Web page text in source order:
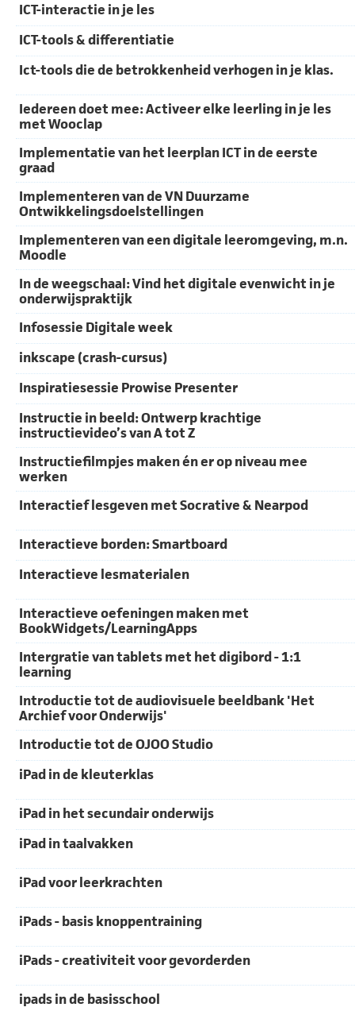
ICT-interactie in je les
ICT-tools & differentiatie
Ict-tools die de betrokkenheid verhogen in je klas.
Iedereen doet mee: Activeer elke leerling in je les
met Wooclap
Implementatie van het leerplan ICT in de eerste
graad
Implementeren van de VN Duurzame
Ontwikkelingsdoelstellingen
Implementeren van een digitale leeromgeving, m.n.
Moodle
In de weegschaal: Vind het digitale evenwicht in je
onderwijspraktijk
Infosessie Digitale week
inkscape (crash-cursus)
Inspiratiesessie Prowise Presenter
Instructie in beeld: Ontwerp krachtige
instructievideo’s van A tot Z
Instructiefilmpjes maken én er op niveau mee
werken
Interactief lesgeven met Socrative & Nearpod
Interactieve borden: Smartboard
Interactieve lesmaterialen
Interactieve oefeningen maken met
BookWidgets/LearningApps
Intergratie van tablets met het digibord - 1:1
learning
Introductie tot de audiovisuele beeldbank 'Het
Archief voor Onderwijs'
Introductie tot de OJOO Studio
iPad in de kleuterklas
iPad in het secundair onderwijs
iPad in taalvakken
iPad voor leerkrachten
iPads - basis knoppentraining
iPads - creativiteit voor gevorderden
ipads in de basisschool